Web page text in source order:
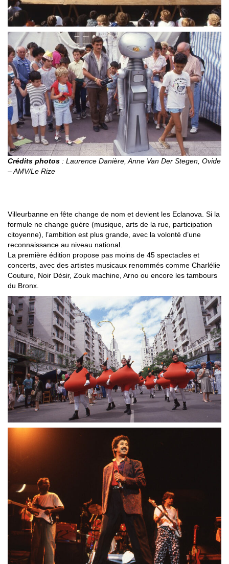
Crédits photos : Laurence Danière, Anne Van Der Stegen, Ovide
– AMV/Le Rize
Villeurbanne en fête change de nom et devient les Eclanova. Si la
formule ne change guère (musique, arts de la rue, participation
citoyenne), l’ambition est plus grande, avec la volonté d’une
reconnaissance au niveau national.
La première édition propose pas moins de 45 spectacles et
concerts, avec des artistes musicaux renommés comme Charlélie
Couture, Noir Désir, Zouk machine, Arno ou encore les tambours
du Bronx.